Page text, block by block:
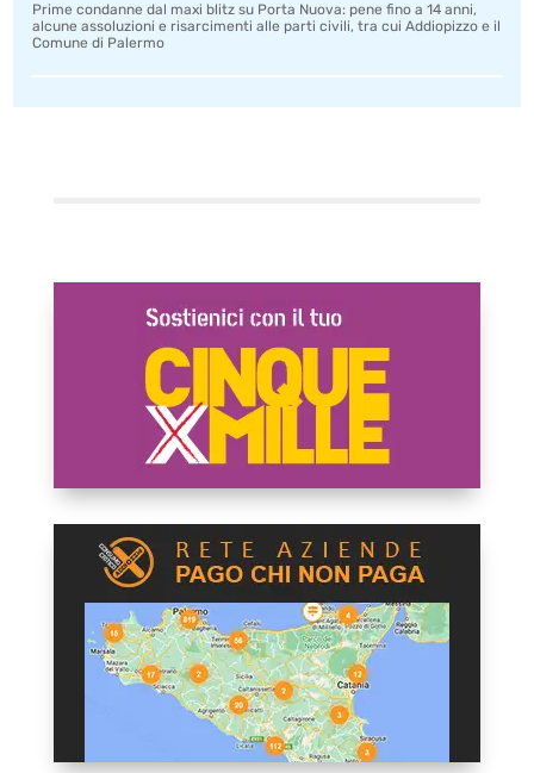
Prime condanne dal maxi blitz su Porta Nuova: pene fino a 14 anni,
alcune assoluzioni e risarcimenti alle parti civili, tra cui Addiopizzo e il
Comune di Palermo